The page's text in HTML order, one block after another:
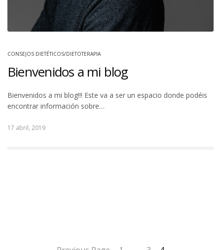
CONSEJOS DIETÉTICOS/DIETOTERAPIA
Bienvenidos a mi blog
Bienvenidos a mi blog!!! Este va a ser un espacio donde podéis
encontrar información sobre…
17 abril, 2019